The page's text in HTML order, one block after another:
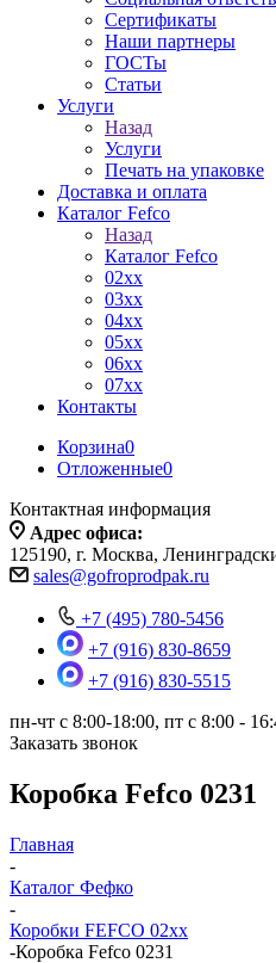
Сертификаты
Наши партнеры
ГОСТы
Статьи
Услуги
Назад
Услуги
Печать на упаковке
Доставка и оплата
Каталог Fefco
Назад
Каталог Fefco
02xx
03xx
04xx
05xx
06xx
07xx
Контакты
Корзина0
Отложенные0
Контактная информация
Адрес офиса:
125190, г. Москва,
sales@gofroprodpak.ru
+7 (495) 780-5456
+7 (916) 830-8659
+7 (916) 830-5515
пн-чт c 8:00-18:00, пт с 8:00 -
Заказать звонок
Коробка Fefco 0231
Главная
-
Каталог Фефко
-
Коробки FEFCO 02xx
-Коробка Fefco 0231